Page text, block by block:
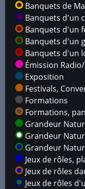
Banquets de
Banquets d'un
Banquets d'un
Banquets d'un
Banquets d'un
Émission
Exposition
Festivals,
Formations
Formations,
Grandeur
Grandeur
Grandeur
Jeux de rôles,
Jeux de rôles
Jeux de rôles